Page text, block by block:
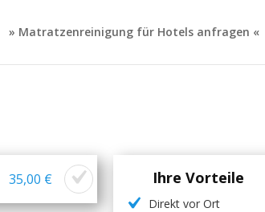
» Matratzenreinigung für Hotels anfragen «
35,00 € Ihre Vorteile
Direkt vor Ort